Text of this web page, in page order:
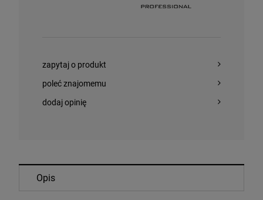
zapytaj o produkt
poleć znajomemu
dodaj opinię
Opis